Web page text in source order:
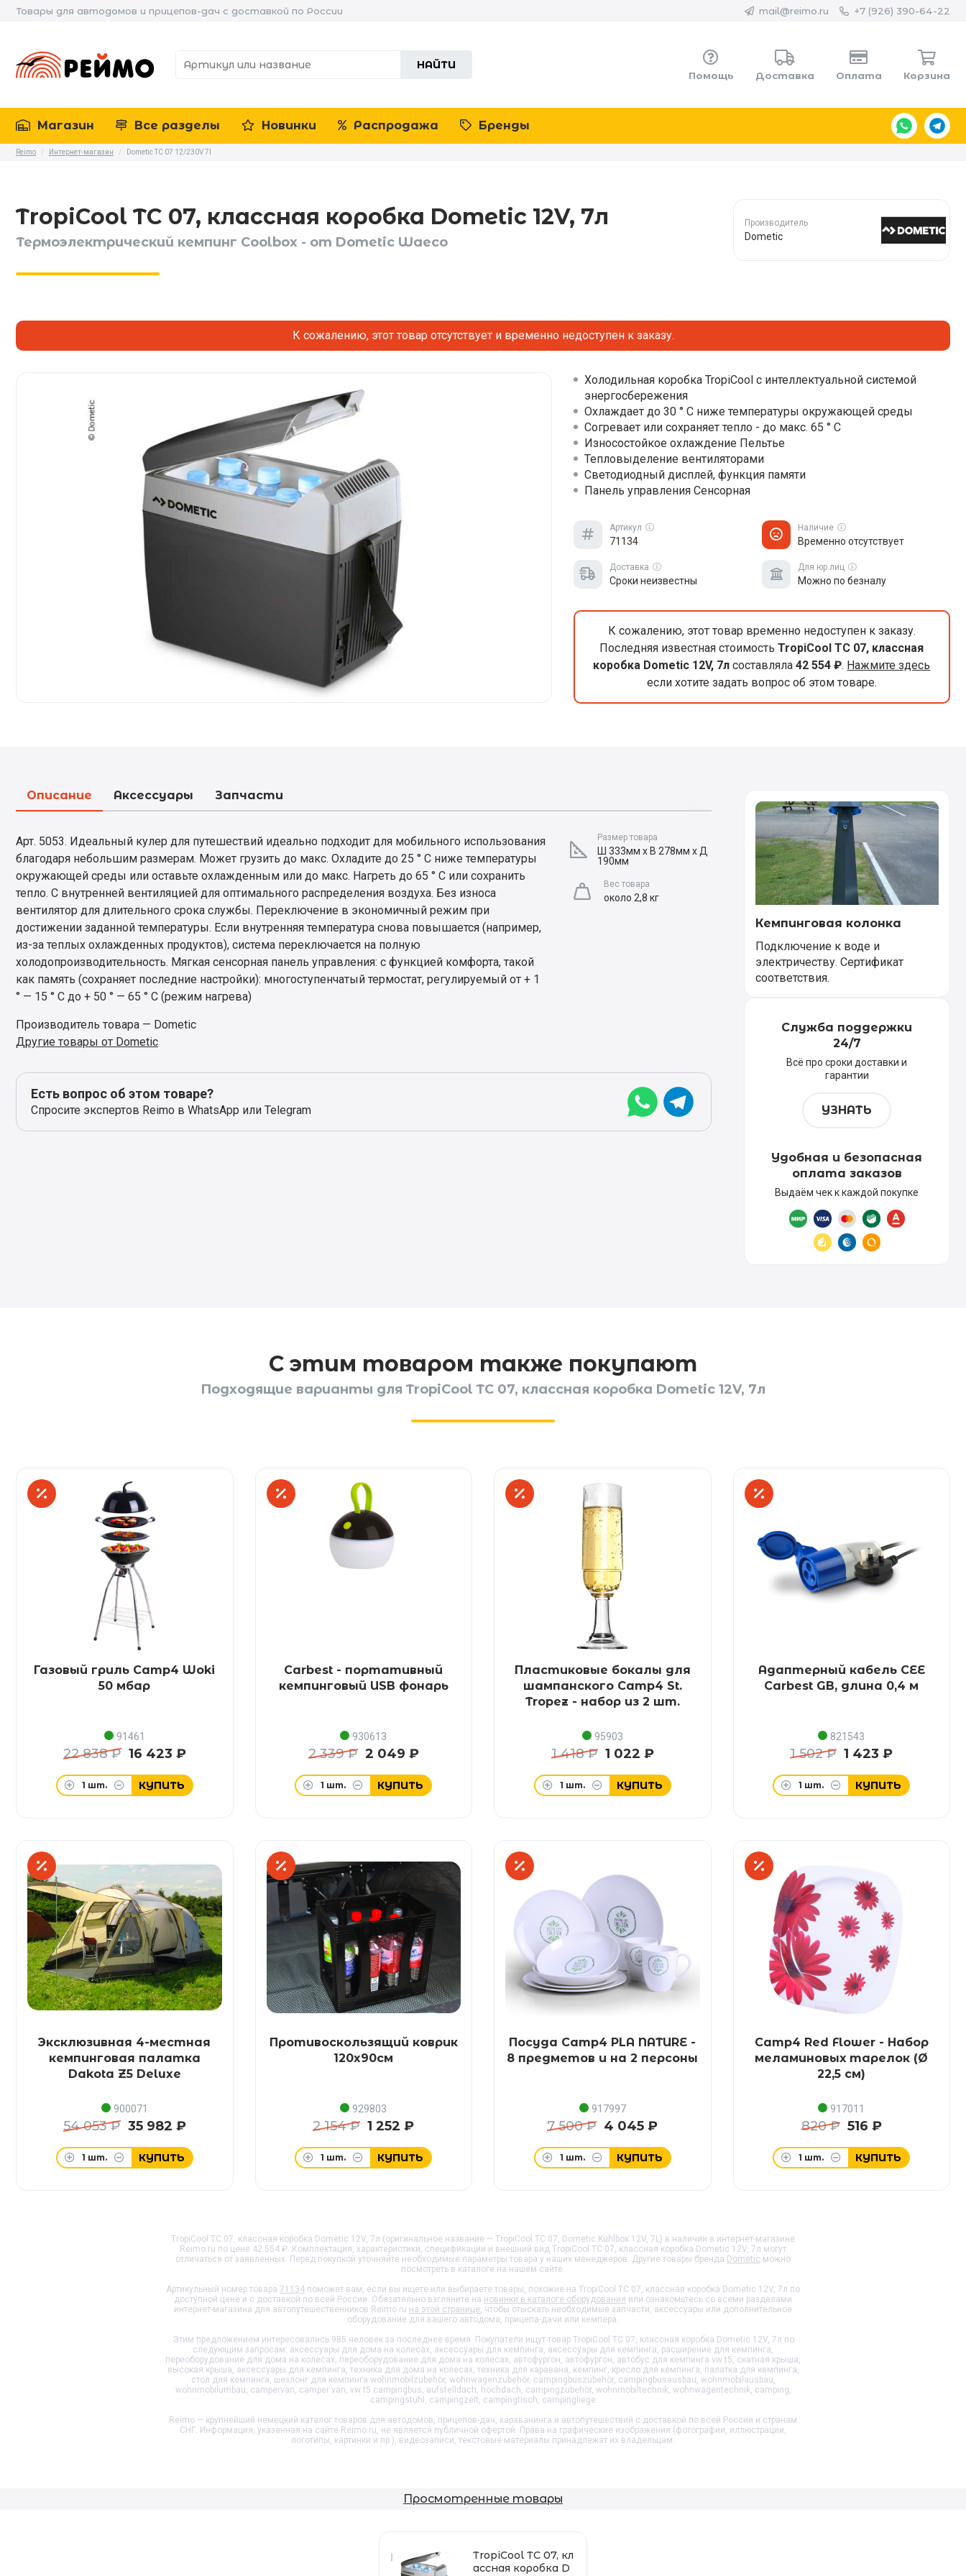
Товары для автодомов и прицепов-дач с доставкой по России mail@reimo.ru +7 (926) 390-64-22
НАЙТИ
Помощь Доставка Оплата Корзина
Магазин Все разделы Новинки Распродажа Бренды
Reimo / Интернет-магазин / Dometic TC 07 12/230V 7l
TropiCool TC 07, классная коробка Dometic 12V, 7л
Термоэлектрический кемпинг Coolbox - от Dometic Waeco
Производитель
Dometic
К сожалению, этот товар отсутствует и временно недоступен к заказу.
Холодильная коробка TropiCool с интеллектуальной системой
энергосбережения
Охлаждает до 30 ° C ниже температуры окружающей среды
Согревает или сохраняет тепло - до макс. 65 ° С
Износостойкое охлаждение Пельтье
Тепловыделение вентиляторами
Светодиодный дисплей, функция памяти
Панель управления Сенсорная
Артикул
71134
Наличие
Временно отсутствует
Доставка
Сроки неизвестны
Для юр.лиц
Можно по безналу
К сожалению, этот товар временно недоступен к заказу.
Последняя известная стоимостьTropiCool TC 07, классная
коробка Dometic 12V, 7л составляла42 554 ₽. Нажмите здесь
если хотите задать вопрос об этом товаре.
Описание Аксессуары Запчасти
Арт. 5053. Идеальный кулер для путешествий идеально подходит для мобильного использования
благодаря небольшим размерам. Может грузить до макс. Охладите до 25 ° C ниже температуры
окружающей среды или оставьте охлажденным или до макс. Нагреть до 65 ° С или сохранить
тепло. С внутренней вентиляцией для оптимального распределения воздуха. Без износа
вентилятор для длительного срока службы. Переключение в экономичный режим при
достижении заданной температуры. Если внутренняя температура снова повышается (например,
из-за теплых охлажденных продуктов), система переключается на полную
холодопроизводительность. Мягкая сенсорная панель управления: с функцией комфорта, такой
как память (сохраняет последние настройки): многоступенчатый термостат, регулируемый от + 1
° — 15 ° C до + 50 ° — 65 ° C (режим нагрева)
Производитель товара — Dometic
Другие товары от Dometic
Размер товара
Ш 333мм х В 278мм х Д
190мм
Вес товара
около 2,8 кг
Есть вопрос об этом товаре?
Спросите экспертов Reimo в WhatsApp или Telegram
Кемпинговая колонка
Подключение к воде и
электричеству. Сертификат
соответствия.
Служба поддержки
24/7
Всё про сроки доставки и
гарантии
УЗНАТЬ
Удобная и безопасная
оплата заказов
Выдаём чек к каждой покупке
С этим товаром также покупают
Подходящие варианты для TropiCool TC 07, классная коробка Dometic 12V, 7л
Газовый гриль Camp4 Woki
50 мбар
91461
22 838 ₽ 16 423 ₽
1 шт. КУПИТЬ
Carbest - портативный
кемпинговый USB фонарь
930613
2 339 ₽ 2 049 ₽
1 шт. КУПИТЬ
Пластиковые бокалы для
шампанского Camp4 St.
Tropez - набор из 2 шт.
95903
1 418 ₽ 1 022 ₽
1 шт. КУПИТЬ
Адаптерный кабель CEE
Carbest GB, длина 0,4 м
821543
1 502 ₽ 1 423 ₽
1 шт. КУПИТЬ
Эксклюзивная 4-местная
кемпинговая палатка
Dakota Z5 Deluxe
900071
54 053 ₽ 35 982 ₽
1 шт. КУПИТЬ
Противоскользящий коврик
120x90см
929803
2 154 ₽ 1 252 ₽
1 шт. КУПИТЬ
Посуда Camp4 PLA NATURE -
8 предметов и на 2 персоны
917997
7 500 ₽ 4 045 ₽
1 шт. КУПИТЬ
Camp4 Red Flower - Набор
меламиновых тарелок (Ø
22,5 см)
917011
820 ₽ 516 ₽
1 шт. КУПИТЬ
TropiCool TC 07, классная коробка Dometic 12V, 7л (оригинальное название — TropiCool TC 07, Dometic Kühlbox 12V, 7L) в наличии в интернет-магазине
Reimo.ru по цене 42 554 ₽. Комплектация, характеристики, спецификации и внешний вид TropiCool TC 07, классная коробка Dometic 12V, 7л могут
отличаться от заявленных. Перед покупкой уточняйте необходимые параметры товара у наших менеджеров. Другие товары бренда Dometic можно
посмотреть в каталоге на нашем сайте.
Артикульный номер товара 71134 поможет вам, если вы ищете или выбираете товары, похожие на TropiCool TC 07, классная коробка Dometic 12V, 7л по
доступной цене и с доставкой по всей России. Обязательно взгляните на новинки в каталоге оборудования или ознакомьтесь со всеми разделами
интернет-магазина для автопутешественников Reimo.ru на этой странице , чтобы отыскать необходимые запчасти, аксессуары или дополнительное
оборудование для вашего автодома, прицепа-дачи или кемпера.
Этим предложением интересовались 985 человек за последнее время. Покупатели ищут товар TropiCool TC 07, классная коробка Dometic 12V, 7л по
следующим запросам: аксессуары для дома на колесах, аксессуары для кемпинга, аксессуары для кемпинга, расширение для кемпинга,
переоборудование для дома на колесах, переоборудование для дома на колесах, автофургон, автофургон, автобус для кемпинга vw t5, скатная крыша,
высокая крыша, аксессуары для кемпинга, техника для дома на колесах, техника для каравана, кемпинг, кресло для кемпинга, палатка для кемпинга,
стол для кемпинга, шезлонг для кемпинга wohnmobilzubehör, wohnwagenzubehör, campingbuszubehör, campingbusausbau, wohnmobilausbau,
wohnmobilumbau, campervan, camper van, vw t5 campingbus, aufstelldach, hochdach, campingzubehör, wohnmobiltechnik, wohnwagentechnik, camping,
campingstuhl, campingzelt, campingtisch, campingliege
Reimo — крупнейший немецкий каталог товаров для автодомов, прицепов-дач, караванинга и автопутешествий с доставкой по всей России и странам
СНГ. Информация, указанная на сайте Reimo.ru, не является публичной офертой. Права на графические изображения (фотографии, иллюстрации,
логотипы, картинки и пр.), видеозаписи, текстовые материалы принадлежат их владельцам.
Просмотренные товары
TropiCool TC 07, кл
ассная коробка D